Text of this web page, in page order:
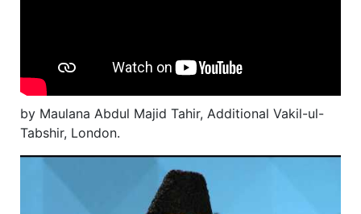
by Maulana Abdul Majid Tahir, Additional Vakil-ul-
Tabshir, London.